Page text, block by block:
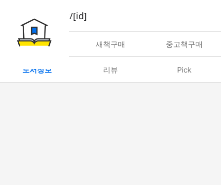
book/rent/[id]
대여 새책구매 중고책구매
도서정보 리뷰 Pick